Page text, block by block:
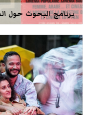
برنامج البحوث حول